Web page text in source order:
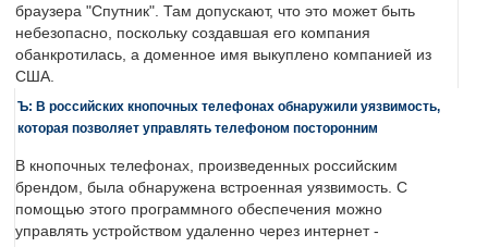
браузера "Спутник". Там допускают, что это может быть
небезопасно, поскольку создавшая его компания
обанкротилась, а доменное имя выкуплено компанией из
США.
Ъ: В российских кнопочных телефонах обнаружили уязвимость,
которая позволяет управлять телефоном посторонним
В кнопочных телефонах, произведенных российским
брендом, была обнаружена встроенная уязвимость. С
помощью этого программного обеспечения можно
управлять устройством удаленно через интернет -